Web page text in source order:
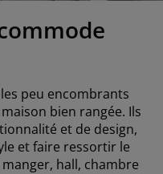
peu encombrants
bien rangée. Ils
et de design,
et faire ressortir le
hall, chambre